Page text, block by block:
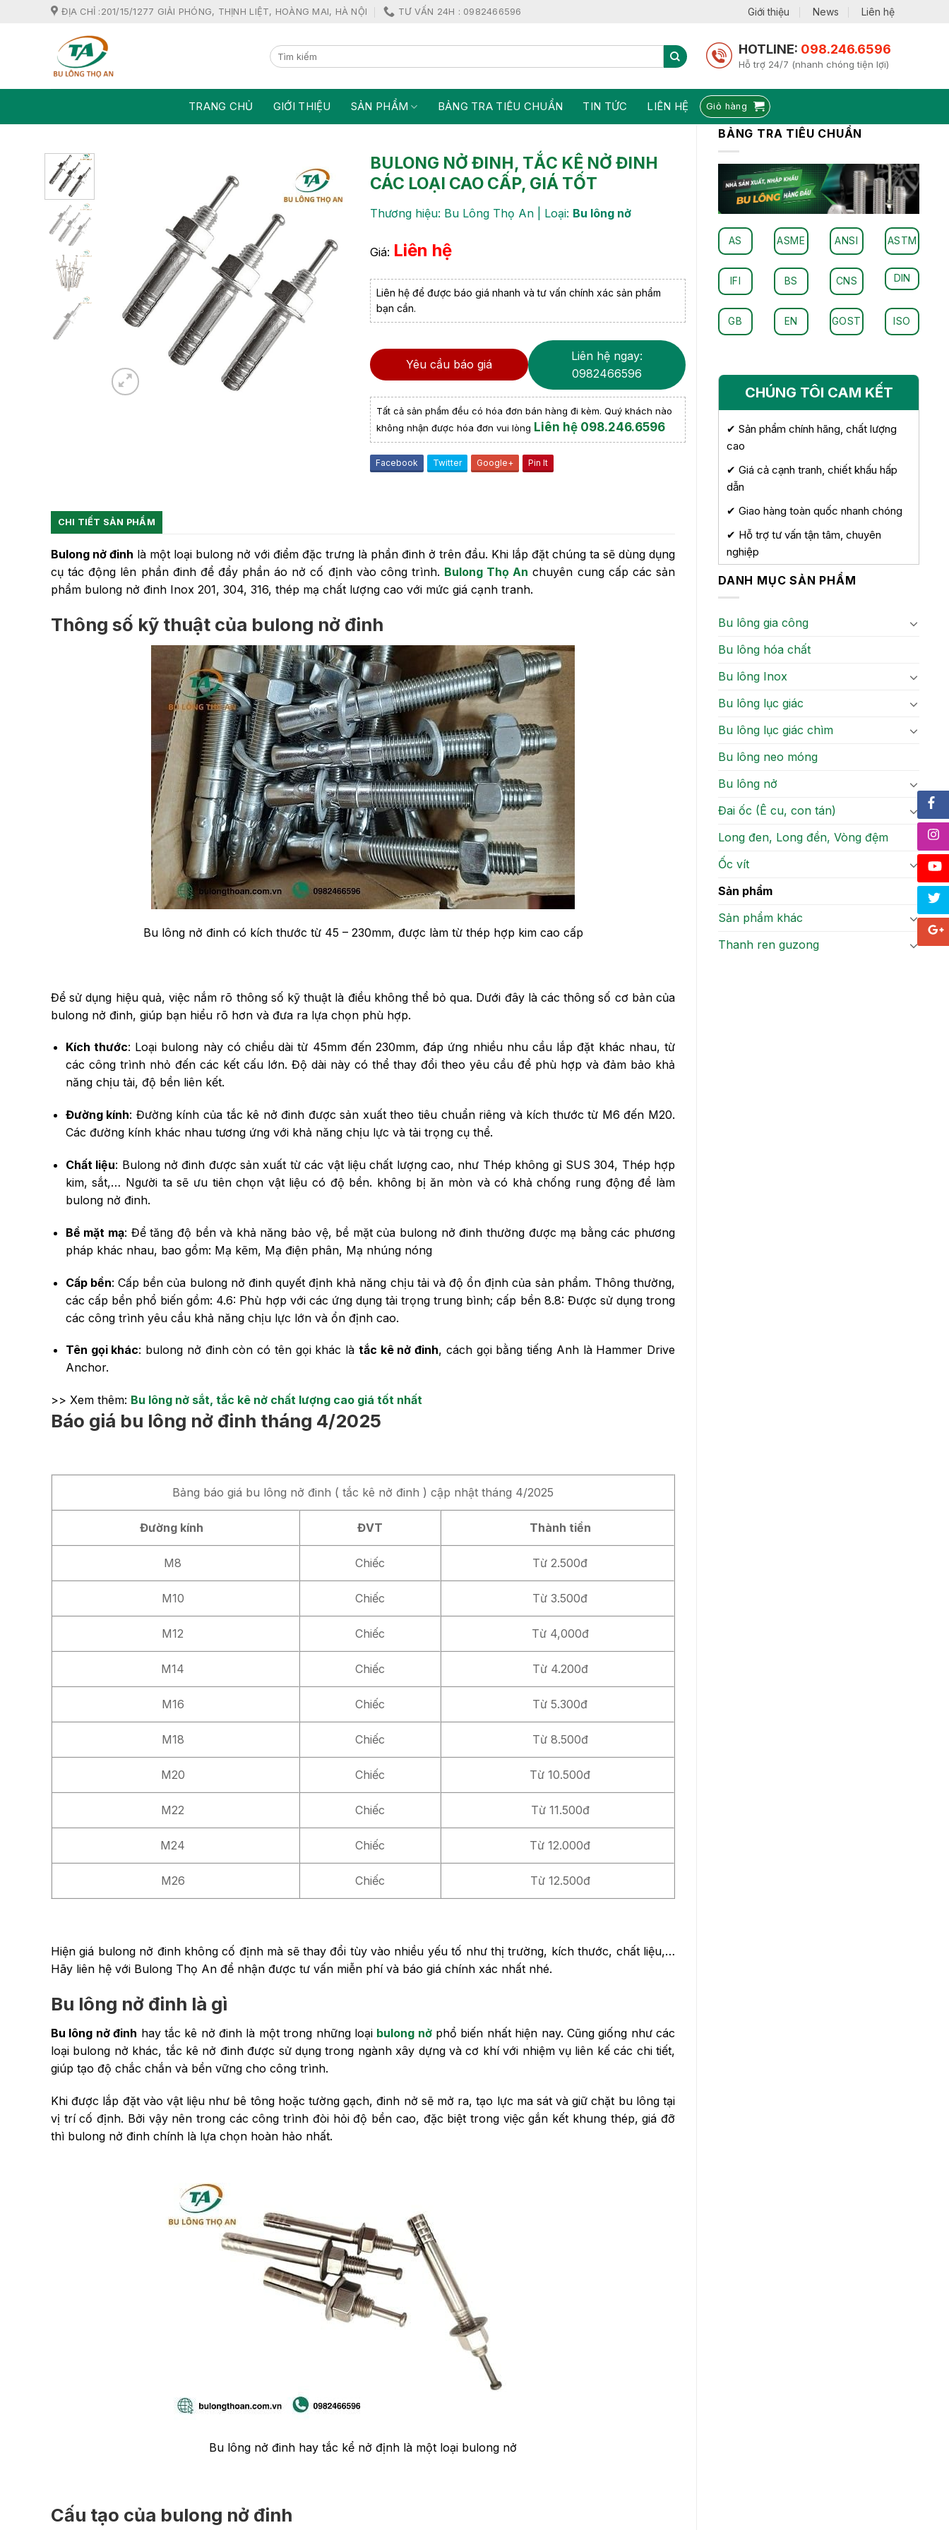
ĐỊA CHỈ :201/15/1277 GIẢI PHÓNG, THỊNH LIỆT, HOÀNG MAI, HÀ NỘI TƯ VẤN 24H : 0982466596 Giới thiệu News Liên hệ
HOTLINE: 098.246.6596
Hỗ trợ 24/7 (nhanh chóng tiện lợi)
TRANG CHỦ GIỚI THIỆU SẢN PHẨM BẢNG TRA TIÊU CHUẨN TIN TỨC LIÊN HỆ Giỏ hàng
BẢNG TRA TIÊU CHUẨN
AS ASME ANSI ASTM
IFI BS CNS DIN
GB EN GOST ISO
CHÚNG TÔI CAM KẾT
✔ Sản phẩm chính hãng, chất lượng
cao
✔ Giá cả cạnh tranh, chiết khấu hấp
dẫn
✔ Giao hàng toàn quốc nhanh chóng
✔ Hỗ trợ tư vấn tận tâm, chuyên
nghiệp
DANH MỤC SẢN PHẨM
Bu lông gia công
Bu lông hóa chất
Bu lông Inox
Bu lông lục giác
Bu lông lục giác chìm
Bu lông neo móng
Bu lông nở
Đai ốc (Ê cu, con tán)
Long đen, Long đền, Vòng đệm
Ốc vít
Sản phẩm
Sản phẩm khác
Thanh ren guzong
BULONG NỞ ĐINH, TẮC KÊ NỞ ĐINH
CÁC LOẠI CAO CẤP, GIÁ TỐT
Thương hiệu: Bu Lông Thọ An | Loại: Bu lông nở
Giá: Liên hệ
Liên hệ để được báo giá nhanh và tư vấn chính xác sản phẩm
bạn cần.
Yêu cầu báo giá
Liên hệ ngay:
0982466596
Tất cả sản phẩm đều có hóa đơn bán hàng đi kèm. Quý khách nào
không nhận được hóa đơn vui lòng Liên hệ 098.246.6596
Facebook Twitter Google+ Pin It
CHI TIẾT SẢN PHẨM
Bulong nở đinh là một loại bulong nở với điểm đặc trưng là phần đinh ở trên đầu. Khi lắp đặt chúng ta sẽ dùng dụng
cụ tác động lên phần đinh để đẩy phần áo nở cố định vào công trình. Bulong Thọ An chuyên cung cấp các sản
phẩm bulong nở đinh Inox 201, 304, 316, thép mạ chất lượng cao với mức giá cạnh tranh.
Thông số kỹ thuật của bulong nở đinh
Bu lông nở đinh có kích thước từ 45 – 230mm, được làm từ thép hợp kim cao cấp
Để sử dụng hiệu quả, việc nắm rõ thông số kỹ thuật là điều không thể bỏ qua. Dưới đây là các thông số cơ bản của
bulong nở đinh, giúp bạn hiểu rõ hơn và đưa ra lựa chọn phù hợp.
Kích thước: Loại bulong này có chiều dài từ 45mm đến 230mm, đáp ứng nhiều nhu cầu lắp đặt khác nhau, từ
các công trình nhỏ đến các kết cấu lớn. Độ dài này có thể thay đổi theo yêu cầu để phù hợp và đảm bảo khả
năng chịu tải, độ bền liên kết.
Đường kính: Đường kính của tắc kê nở đinh được sản xuất theo tiêu chuẩn riêng và kích thước từ M6 đến M20.
Các đường kính khác nhau tương ứng với khả năng chịu lực và tải trọng cụ thể.
Chất liệu: Bulong nở đinh được sản xuất từ các vật liệu chất lượng cao, như Thép không gỉ SUS 304, Thép hợp
kim, sắt,… Người ta sẽ ưu tiên chọn vật liệu có độ bền. không bị ăn mòn và có khả chống rung động để làm
bulong nở đinh.
Bề mặt mạ: Để tăng độ bền và khả năng bảo vệ, bề mặt của bulong nở đinh thường được mạ bằng các phương
pháp khác nhau, bao gồm: Mạ kẽm, Mạ điện phân, Mạ nhúng nóng
Cấp bền: Cấp bền của bulong nở đinh quyết định khả năng chịu tải và độ ổn định của sản phẩm. Thông thường,
các cấp bền phổ biến gồm: 4.6: Phù hợp với các ứng dụng tải trọng trung bình; cấp bền 8.8: Được sử dụng trong
các công trình yêu cầu khả năng chịu lực lớn và ổn định cao.
Tên gọi khác: bulong nở đinh còn có tên gọi khác là tắc kê nở đinh, cách gọi bằng tiếng Anh là Hammer Drive
Anchor.
>> Xem thêm: Bu lông nở sắt, tắc kê nở chất lượng cao giá tốt nhất
Báo giá bu lông nở đinh tháng 4/2025
Bảng báo giá bu lông nở đinh ( tắc kê nở đinh ) cập nhật tháng 4/2025
Đường kính ĐVT Thành tiền
M8 Chiếc Từ 2.500đ
M10 Chiếc Từ 3.500đ
M12 Chiếc Từ 4,000đ
M14 Chiếc Từ 4.200đ
M16 Chiếc Từ 5.300đ
M18 Chiếc Từ 8.500đ
M20 Chiếc Từ 10.500đ
M22 Chiếc Từ 11.500đ
M24 Chiếc Từ 12.000đ
M26 Chiếc Từ 12.500đ
Hiện giá bulong nở đinh không cố định mà sẽ thay đổi tùy vào nhiều yếu tố như thị trường, kích thước, chất liệu,…
Hãy liên hệ với Bulong Thọ An để nhận được tư vấn miễn phí và báo giá chính xác nhất nhé.
Bu lông nở đinh là gì
Bu lông nở đinh hay tắc kê nở đinh là một trong những loại bulong nởphổ biến nhất hiện nay. Cũng giống như các
loại bulong nở khác, tắc kê nở đinh được sử dụng trong ngành xây dựng và cơ khí với nhiệm vụ liên kế các chi tiết,
giúp tạo độ chắc chắn và bền vững cho công trình.
Khi được lắp đặt vào vật liệu như bê tông hoặc tường gạch, đinh nở sẽ mở ra, tạo lực ma sát và giữ chặt bu lông tại
vị trí cố định. Bởi vậy nên trong các công trình đòi hỏi độ bền cao, đặc biệt trong việc gắn kết khung thép, giá đỡ
thì bulong nở đinh chính là lựa chọn hoàn hảo nhất.
Bu lông nở đinh hay tắc kể nở định là một loại bulong nở
Cấu tạo của bulong nở đinh